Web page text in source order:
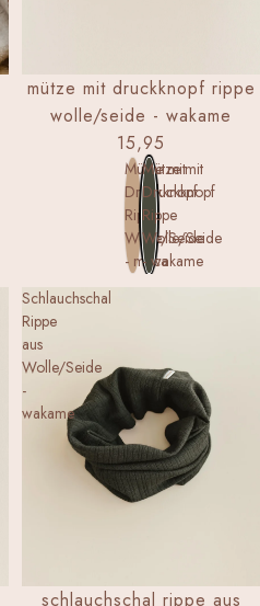
mütze mit druckknopf rippe
wolle/seide - wakame
15,95
Mütze mit
Druckknopf
Rippe
Wolle/Seide
- maca
Mütze mit
Druckknopf
Rippe
Wolle/Seide
- wakame
Schlauchschal
Rippe
aus
Wolle/Seide
-
wakame
schlauchschal rippe aus